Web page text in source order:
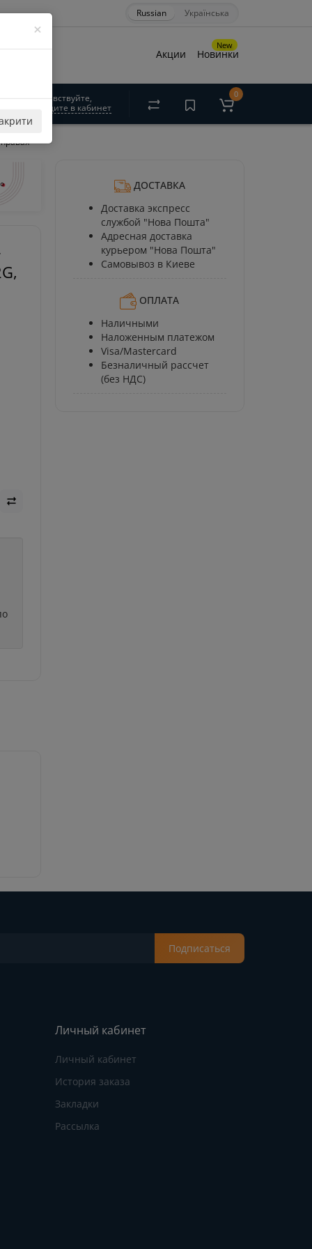
Russian Українська
Акции
New
Новинки
Здравствуйте,
войдите в кабинет
0
×
ДОСТАВКА
Доставка экспресс
службой "Нова Пошта"
Адресная доставка
курьером "Нова Пошта"
Самовывоз в Киеве
ОПЛАТА
Наличными
Наложенным платежом
Visa/Mastercard
Безналичный рассчет
(без НДС)
Подписаться
Личный кабинет
Личный кабинет
История заказа
Закладки
Рассылка